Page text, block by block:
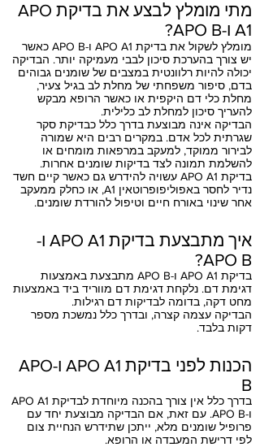
מתי מומלץ לבצע את בדיקת APO
A1 ו-APO B?
מומלץ לשקול את בדיקת APO A1 ו-APO B כאשר
יש צורך בהערכת סיכון לבבי מעמיקה יותר. הבדיקה
יכולה להיות רלוונטית במצבים של שומנים גבוהים
בדם, סיפור משפחתי של מחלת לב בגיל צעיר,
מחלת כלי דם היקפית או כאשר הרופא מבקש
להעריך סיכון למחלת לב כלילית.
הבדיקה אינה מבוצעת בדרך כלל כבדיקת סקר
שגרתית לכל אדם. במקרים רבים היא שמורה
לבירור ממוקד, למעקב במרפאות מומחים או
להשלמת תמונה לצד בדיקות שומנים אחרות.
בדיקת APO A1 עשויה להידרש גם כאשר קיים חשד
נדיר לחסר באפוליפופרוטאין A1, או כחלק ממעקב
אחר שינוי באורח חיים וטיפול להורדת שומנים.
איך מתבצעת בדיקת APO A1 ו-
APO B?
בדיקת APO A1 ו-APO B מתבצעת באמצעות
דגימת דם. נלקחת דגימת דם מווריד ביד באמצעות
מחט דקה, בדומה לבדיקות דם רגילות.
הבדיקה עצמה קצרה, ובדרך כלל נמשכת מספר
דקות בלבד.
הכנות לפני בדיקת APO A1 ו-APO
B
בדרך כלל אין צורך בהכנה מיוחדת לבדיקת APO A1
ו-APO B. עם זאת, אם הבדיקה מבוצעת יחד עם
פרופיל שומנים מלא, ייתכן שתידרש הנחיית צום
לפי דרישת המעבדה או הרופא.